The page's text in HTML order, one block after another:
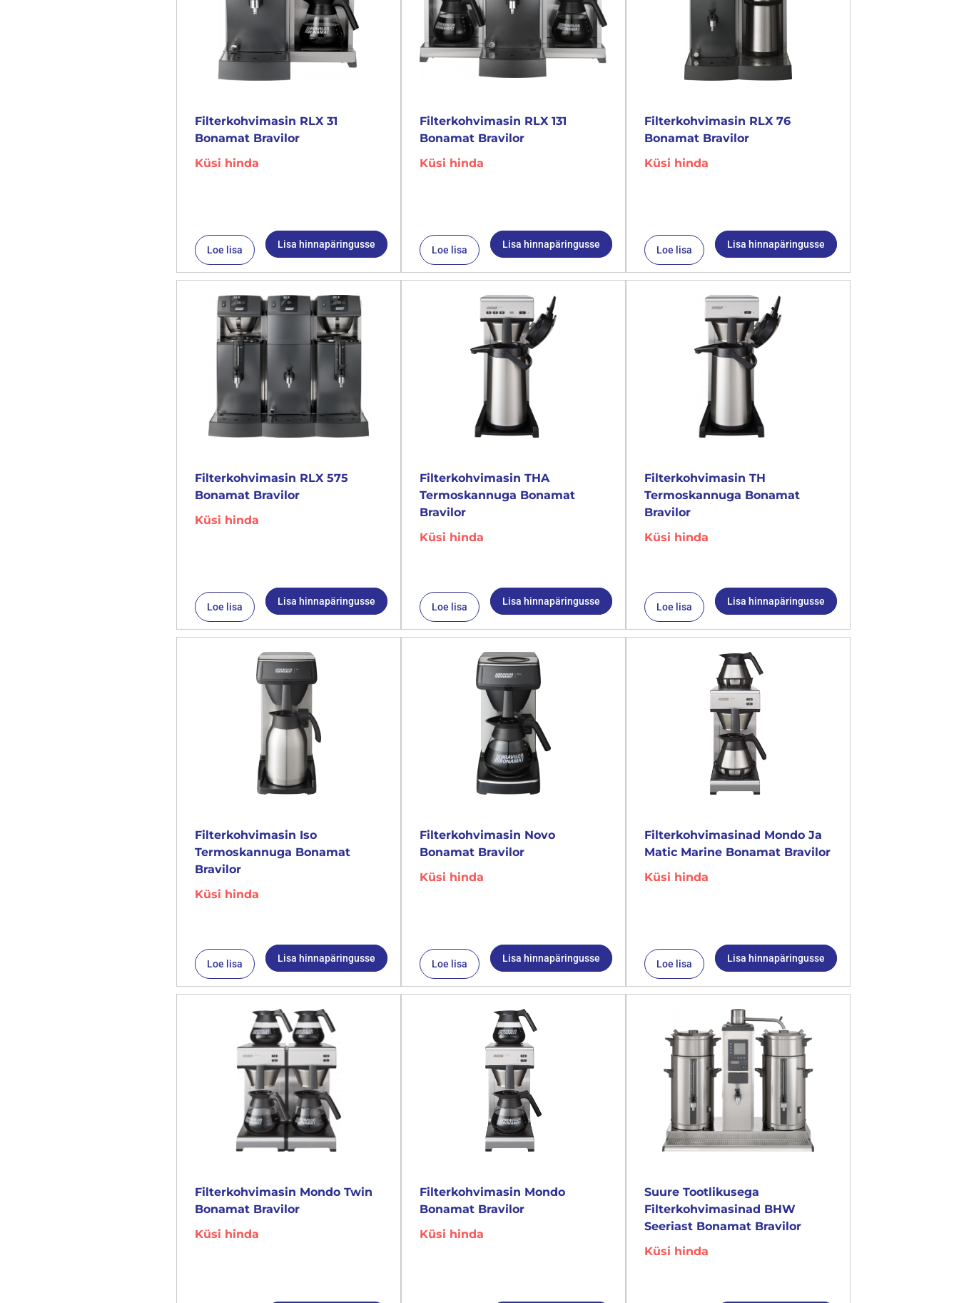
Filterkohvimasin RLX 31
Bonamat Bravilor
Küsi hinda
Loe lisa Lisa hinnapäringusse
Filterkohvimasin RLX 131
Bonamat Bravilor
Küsi hinda
Loe lisa Lisa hinnapäringusse
Filterkohvimasin RLX 76
Bonamat Bravilor
Küsi hinda
Loe lisa Lisa hinnapäringusse
Filterkohvimasin RLX 575
Bonamat Bravilor
Küsi hinda
Loe lisa Lisa hinnapäringusse
Filterkohvimasin THA
Termoskannuga Bonamat
Bravilor
Küsi hinda
Loe lisa Lisa hinnapäringusse
Filterkohvimasin TH
Termoskannuga Bonamat
Bravilor
Küsi hinda
Loe lisa Lisa hinnapäringusse
Filterkohvimasin Iso
Termoskannuga Bonamat
Bravilor
Küsi hinda
Loe lisa Lisa hinnapäringusse
Filterkohvimasin Novo
Bonamat Bravilor
Küsi hinda
Loe lisa Lisa hinnapäringusse
Filterkohvimasinad Mondo Ja
Matic Marine Bonamat Bravilor
Küsi hinda
Loe lisa Lisa hinnapäringusse
Filterkohvimasin Mondo Twin
Bonamat Bravilor
Küsi hinda
Filterkohvimasin Mondo
Bonamat Bravilor
Küsi hinda
Suure Tootlikusega
Filterkohvimasinad BHW
Seeriast Bonamat Bravilor
Küsi hinda